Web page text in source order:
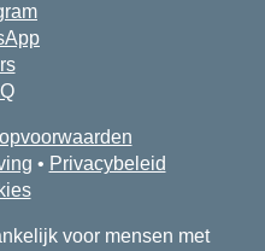
• Privacybeleid
voor mensen met